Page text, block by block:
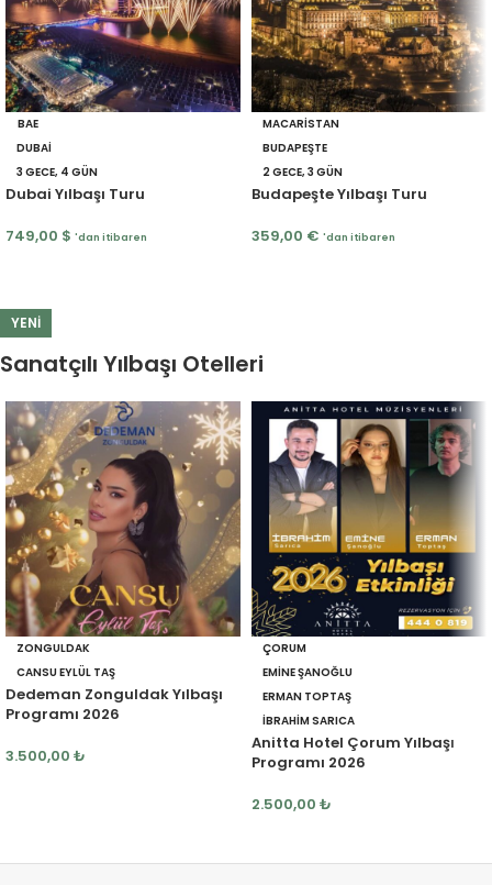
BAE
DUBAI
3 GECE, 4 GÜN
Dubai Yılbaşı Turu
749,00 $ 'dan itibaren
MACARISTAN
BUDAPEŞTE
2 GECE, 3 GÜN
Budapeşte Yılbaşı Turu
359,00 € 'dan itibaren
YENI
Sanatçılı Yılbaşı Otelleri
ZONGULDAK
CANSU EYLÜL TAŞ
Dedeman Zonguldak Yılbaşı
Programı 2026
3.500,00 ₺
ÇORUM
EMINE ŞANOĞLU
ERMAN TOPTAŞ
İBRAHIM SARICA
Anitta Hotel Çorum Yılbaşı
Programı 2026
2.500,00 ₺